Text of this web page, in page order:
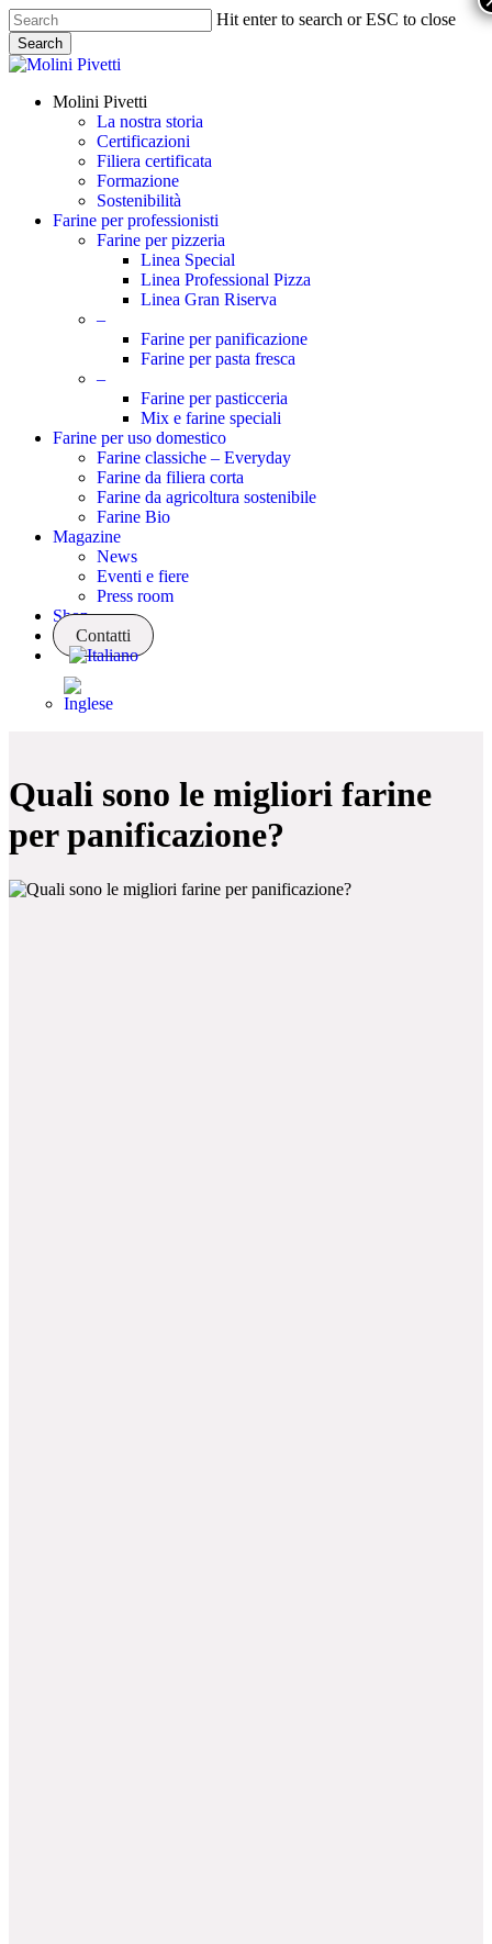
Skip
to
main
content
Hit enter to search or ESC to close
Search
Close
Menu
Molini Pivetti
La nostra storia
Certificazioni
Filiera certificata
Formazione
Sostenibilità
Farine per professionisti
Farine per pizzeria
Linea Special
Linea Professional Pizza
Linea Gran Riserva
–
Farine per panificazione
Farine per pasta fresca
–
Farine per pasticceria
Mix e farine speciali
Farine per uso domestico
Farine classiche – Everyday
Farine da filiera corta
Farine da agricoltura sostenibile
Farine Bio
Magazine
News
Eventi e fiere
Press room
Shop
Contatti
Quali sono le migliori farine
per panificazione?